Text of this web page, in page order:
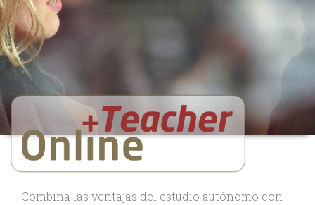
Combina las ventajas del estudio autónomo con